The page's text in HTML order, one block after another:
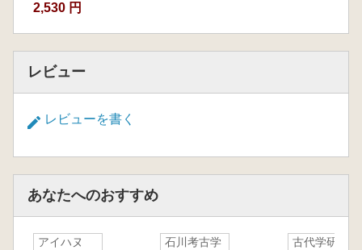
2,530 円
レビュー
レビューを書く
あなたへのおすすめ
アイハヌ
石川考古学
古代学研